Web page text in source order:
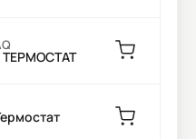
ТЕРМОСТАТ